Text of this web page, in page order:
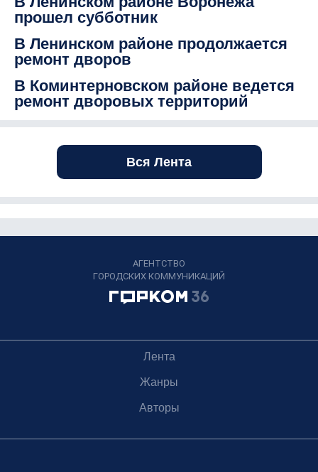
прошел субботник
В Ленинском районе продолжается
ремонт дворов
В Коминтерновском районе ведется
ремонт дворовых территорий
Вся Лента
АГЕНТСТВО
ГОРОДСКИХ КОММУНИКАЦИЙ
Лента
Жанры
Авторы